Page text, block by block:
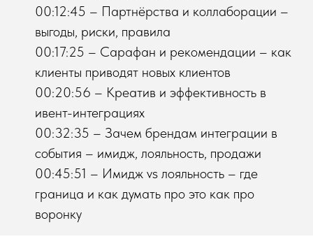
00:12:45 – Партнёрства и коллаборации –
выгоды, риски, правила
00:17:25 – Сарафан и рекомендации – как
клиенты приводят новых клиентов
00:20:56 – Креатив и эффективность в
ивент-интеграциях
00:32:35 – Зачем брендам интеграции в
события – имидж, лояльность, продажи
00:45:51 – Имидж vs лояльность – где
граница и как думать про это как про
воронку